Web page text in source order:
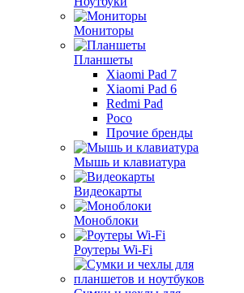
Мониторы
Планшеты
Xiaomi Pad 7
Xiaomi Pad 6
Redmi Pad
Poco
Прочие бренды
Мышь и клавиатура
Видеокарты
Моноблоки
Роутеры Wi-Fi